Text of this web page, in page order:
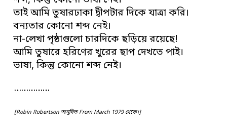
তাই আমি তুষারঢাকা দ্বীপটার দিকে যাত্রা করি।
বন্যতার কোনো শব্দ নেই।
না-লেখা পৃষ্ঠাগুলো চারদিকে ছড়িয়ে রয়েছে!
আমি তুষারে হরিণের খুরের ছাপ দেখতে পাই।
ভাষা, কিন্তু কোনো শব্দ নেই।
……………
[Robin Robertson অনূদিত From March 1979 থেকে।]